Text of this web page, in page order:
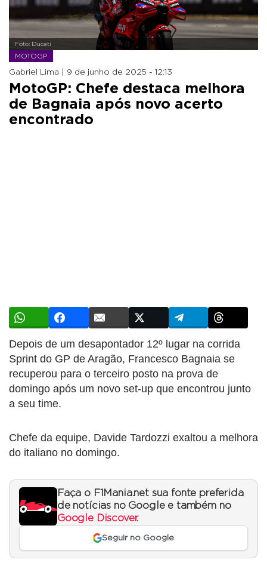
Foto: Ducati
MOTOGP
Gabriel Lima | 9 de junho de 2025 - 12:13
MotoGP: Chefe destaca melhora
de Bagnaia após novo acerto
encontrado
Depois de um desapontador 12º lugar na corrida
Sprint do GP de Aragão, Francesco Bagnaia se
recuperou para o terceiro posto na prova de
domingo após um novo set-up que encontrou junto
a seu time.
Chefe da equipe, Davide Tardozzi exaltou a melhora
do italiano no domingo.
Faça o F1Mania.net sua fonte preferida
de notícias no Google e também no
Google Discover.
Seguir no Google